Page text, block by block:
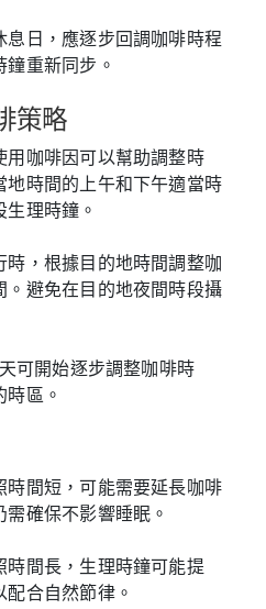
息日，應逐步回調咖啡時程
重新同步。
策略
用咖啡因可以幫助調整時
時間的上午和下午適當時
理時鐘。
時，根據目的地時間調整咖
。避免在目的地夜間時段攝
可開始逐步調整咖啡時
區。
時間短，可能需要延長咖啡
確保不影響睡眠。
時間長，生理時鐘可能提
合自然節律。